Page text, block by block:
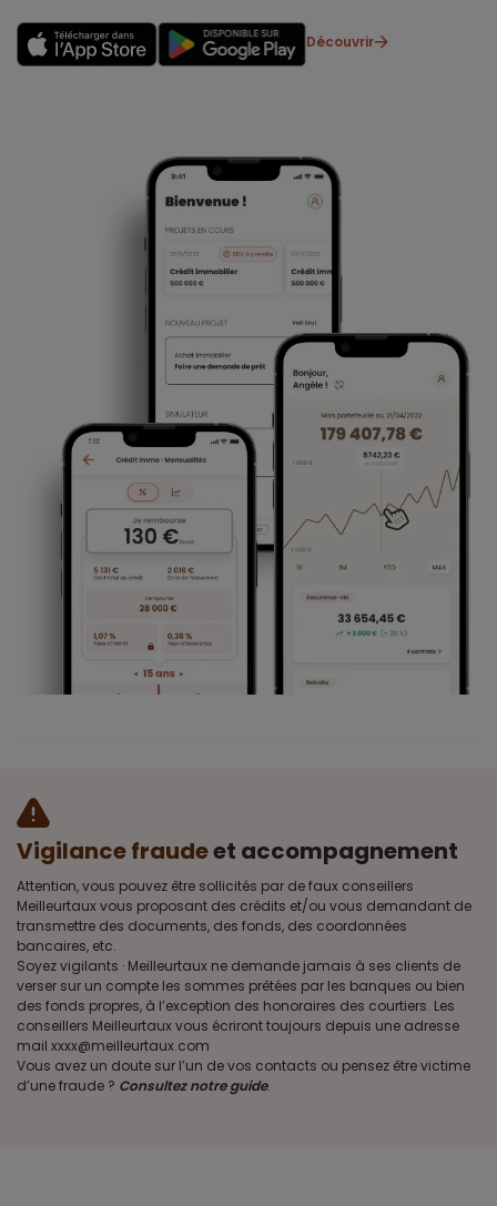
Découvrir
Vigilance fraudeet accompagnement
Attention, vous pouvez être sollicités par de faux conseillers
Meilleurtaux vous proposant des crédits et/ou vous demandant de
transmettre des documents, des fonds, des coordonnées
bancaires, etc.
Soyez vigilants · Meilleurtaux ne demande jamais à ses clients de
verser sur un compte les sommes prêtées par les banques ou bien
des fonds propres, à l’exception des honoraires des courtiers. Les
conseillers Meilleurtaux vous écriront toujours depuis une adresse
mail xxxx@meilleurtaux.com
Vous avez un doute sur l’un de vos contacts ou pensez être victime
d’une fraude ? Consultez notre guide.